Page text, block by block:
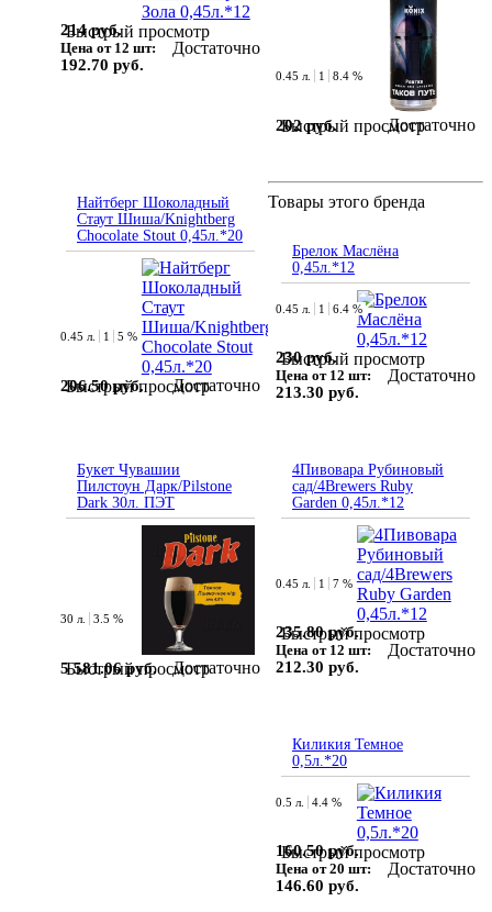
Быстрый просмотр
214 руб.
Цена от 12 шт:
192.70 руб.
Достаточно
Быстрый просмотр
0.45 л. 1 8.4 %
202 руб. Достаточно
Найтберг Шоколадный
Стаут Шиша/Knightberg
Chocolate Stout 0,45л.*20
Быстрый просмотр
0.45 л. 1 5 %
206.50 руб. Достаточно
Товары этого бренда
Брелок Маслёна
0,45л.*12
Быстрый просмотр
0.45 л. 1 6.4 %
230 руб.
Цена от 12 шт:
213.30 руб.
Достаточно
Букет Чувашии
Пилстоун Дарк/Pilstone
Dark 30л. ПЭТ
Быстрый просмотр
30 л. 3.5 %
5 581.06 руб. Достаточно
4Пивовара Рубиновый
сад/4Brewers Ruby
Garden 0,45л.*12
Быстрый просмотр
0.45 л. 1 7 %
235.80 руб.
Цена от 12 шт:
212.30 руб.
Достаточно
Киликия Темное
0,5л.*20
Быстрый просмотр
0.5 л. 4.4 %
160.50 руб.
Цена от 20 шт:
146.60 руб.
Достаточно